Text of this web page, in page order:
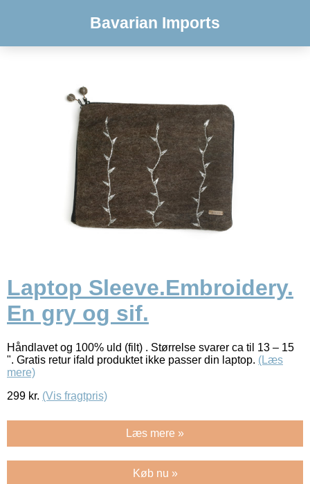
Bavarian Imports
Laptop Sleeve.Embroidery.
En gry og sif.
Håndlavet og 100% uld (filt) . Størrelse svarer ca til 13 – 15
". Gratis retur ifald produktet ikke passer din laptop. (Læs
mere)
299 kr. (Vis fragtpris)
Læs mere »
Køb nu »